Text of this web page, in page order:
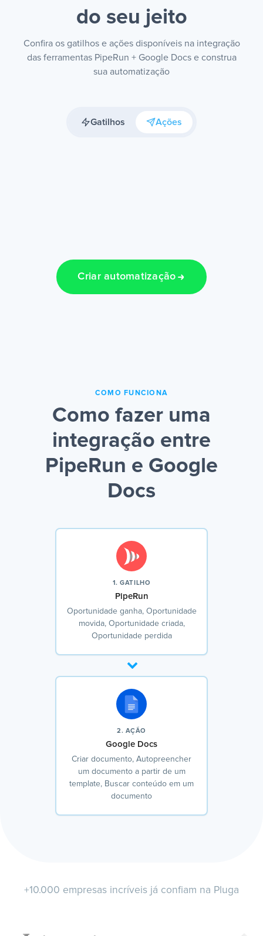
do seu jeito
Confira os gatilhos e ações disponíveis na integração
das ferramentas PipeRun + Google Docs e construa
sua automatização
Gatilhos Ações
Criar automatização
COMO FUNCIONA
Como fazer uma
integração entre
PipeRun e Google
Docs
1. GATILHO
PipeRun
Oportunidade ganha, Oportunidade
movida, Oportunidade criada,
Oportunidade perdida
2. AÇÃO
Google Docs
Criar documento, Autopreencher
um documento a partir de um
template, Buscar conteúdo em um
documento
+10.000 empresas incríveis já confiam na Pluga